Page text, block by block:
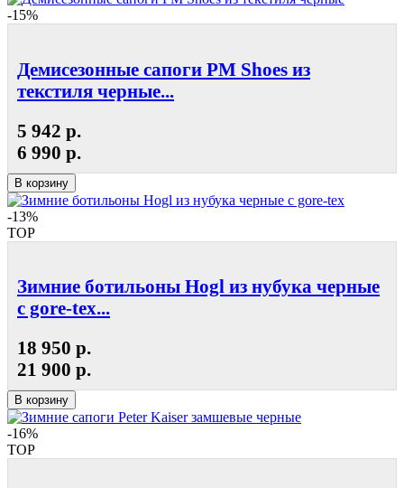
-15%
Демисезонные сапоги РМ Shoes из
текстиля черные...
5 942 р.
6 990 р.
В корзину
-13%
TOP
Зимние ботильоны Hogl из нубука черные
с gore-tex...
18 950 р.
21 900 р.
В корзину
-16%
TOP